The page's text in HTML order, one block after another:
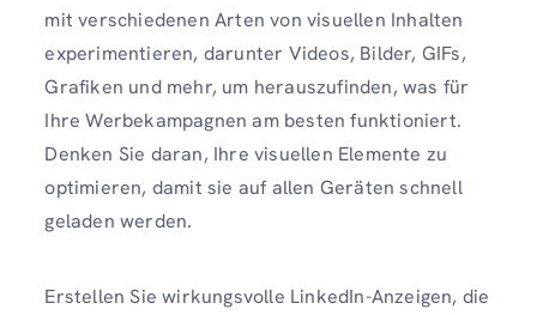
mit verschiedenen Arten von visuellen Inhalten
experimentieren, darunter Videos, Bilder, GIFs,
Grafiken und mehr, um herauszufinden, was für
Ihre Werbekampagnen am besten funktioniert.
Denken Sie daran, Ihre visuellen Elemente zu
optimieren, damit sie auf allen Geräten schnell
geladen werden.
Erstellen Sie wirkungsvolle LinkedIn-Anzeigen, die